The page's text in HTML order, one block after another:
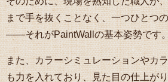
まで手を抜くことなく、一つひとつ
――それがPaintWallの基本姿勢です。
また、カラーシミュレーションやカ
も力を入れており、見た目の仕上が